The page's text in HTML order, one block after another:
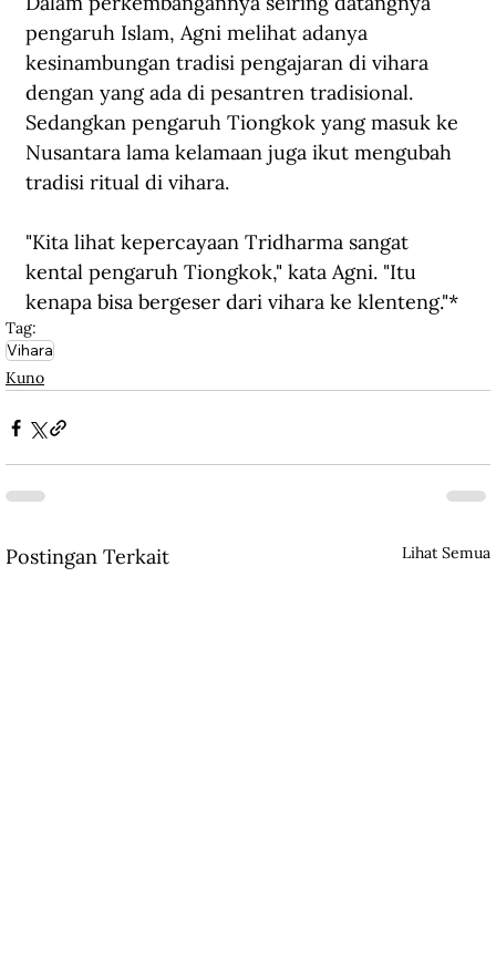
pengaruh Islam, Agni melihat adanya
kesinambungan tradisi pengajaran di vihara
dengan yang ada di pesantren tradisional.
Sedangkan pengaruh Tiongkok yang masuk ke
Nusantara lama kelamaan juga ikut mengubah
tradisi ritual di vihara.
"Kita lihat kepercayaan Tridharma sangat
kental pengaruh Tiongkok," kata Agni. "Itu
kenapa bisa bergeser dari vihara ke klenteng."*
Tag:
Vihara
Kuno
Postingan Terkait Lihat Semua